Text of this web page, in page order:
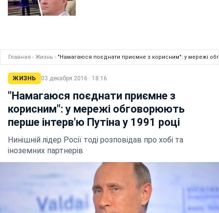
Главная › Жизнь › "Намагаюся поєднати приємне з корисним": у мережі
ЖИЗНЬ 03 декабря 2016 · 18:16
"Намагаюся поєднати приємне з
корисним": у мережі обговорюють
перше інтерв'ю Путіна у 1991 році
Нинішній лідер Росії тоді розповідав про хобі та
іноземних партнерів